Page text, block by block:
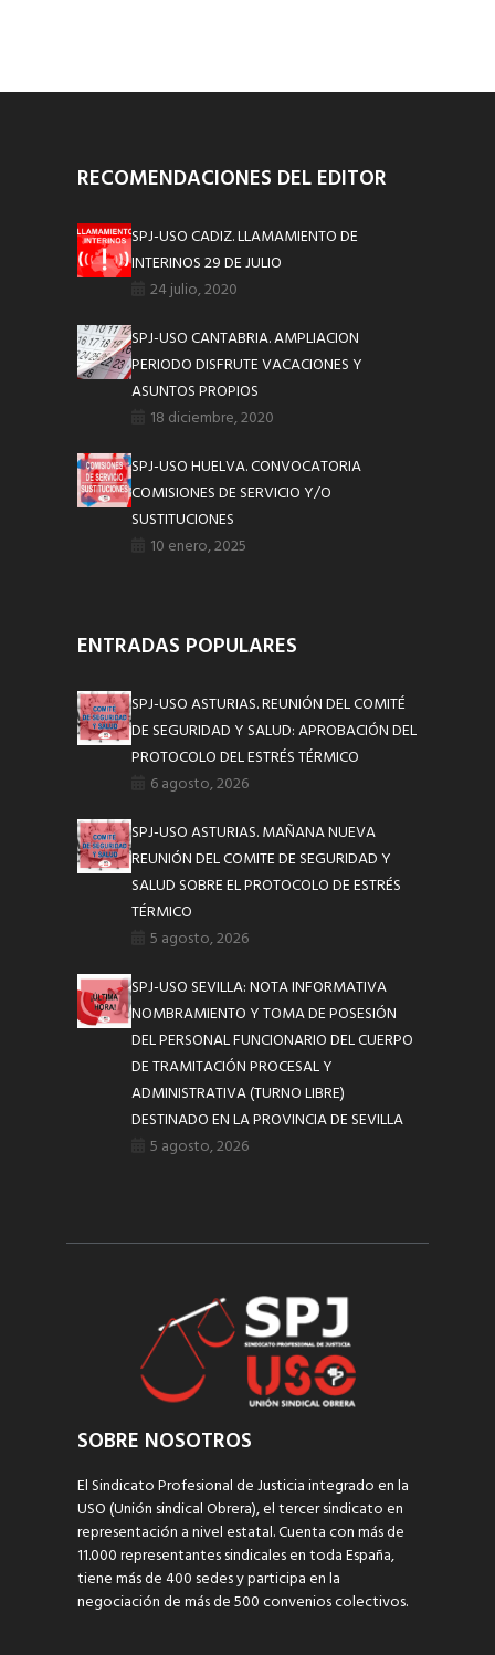
RECOMENDACIONES DEL EDITOR
SPJ-USO CADIZ. LLAMAMIENTO DE
INTERINOS 29 DE JULIO
24 julio, 2020
SPJ-USO CANTABRIA. AMPLIACION
PERIODO DISFRUTE VACACIONES Y
ASUNTOS PROPIOS
18 diciembre, 2020
SPJ-USO HUELVA. CONVOCATORIA
COMISIONES DE SERVICIO Y/O
SUSTITUCIONES
10 enero, 2025
ENTRADAS POPULARES
SPJ-USO ASTURIAS. REUNIÓN DEL COMITÉ
DE SEGURIDAD Y SALUD: APROBACIÓN DEL
PROTOCOLO DEL ESTRÉS TÉRMICO
6 agosto, 2026
SPJ-USO ASTURIAS. MAÑANA NUEVA
REUNIÓN DEL COMITE DE SEGURIDAD Y
SALUD SOBRE EL PROTOCOLO DE ESTRÉS
TÉRMICO
5 agosto, 2026
SPJ-USO SEVILLA: NOTA INFORMATIVA
NOMBRAMIENTO Y TOMA DE POSESIÓN
DEL PERSONAL FUNCIONARIO DEL CUERPO
DE TRAMITACIÓN PROCESAL Y
ADMINISTRATIVA (TURNO LIBRE)
DESTINADO EN LA PROVINCIA DE SEVILLA
5 agosto, 2026
SOBRE NOSOTROS
El Sindicato Profesional de Justicia integrado en la
USO (Unión sindical Obrera), el tercer sindicato en
representación a nivel estatal. Cuenta con más de
11.000 representantes sindicales en toda España,
tiene más de 400 sedes y participa en la
negociación de más de 500 convenios colectivos.